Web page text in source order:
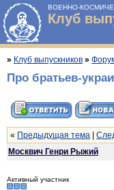
ВОЕННО-
Клуб
» Клуб выпускников »
Про братьев-
« Предыдущая тема
Москвич Генри Рыжий
Активный участник